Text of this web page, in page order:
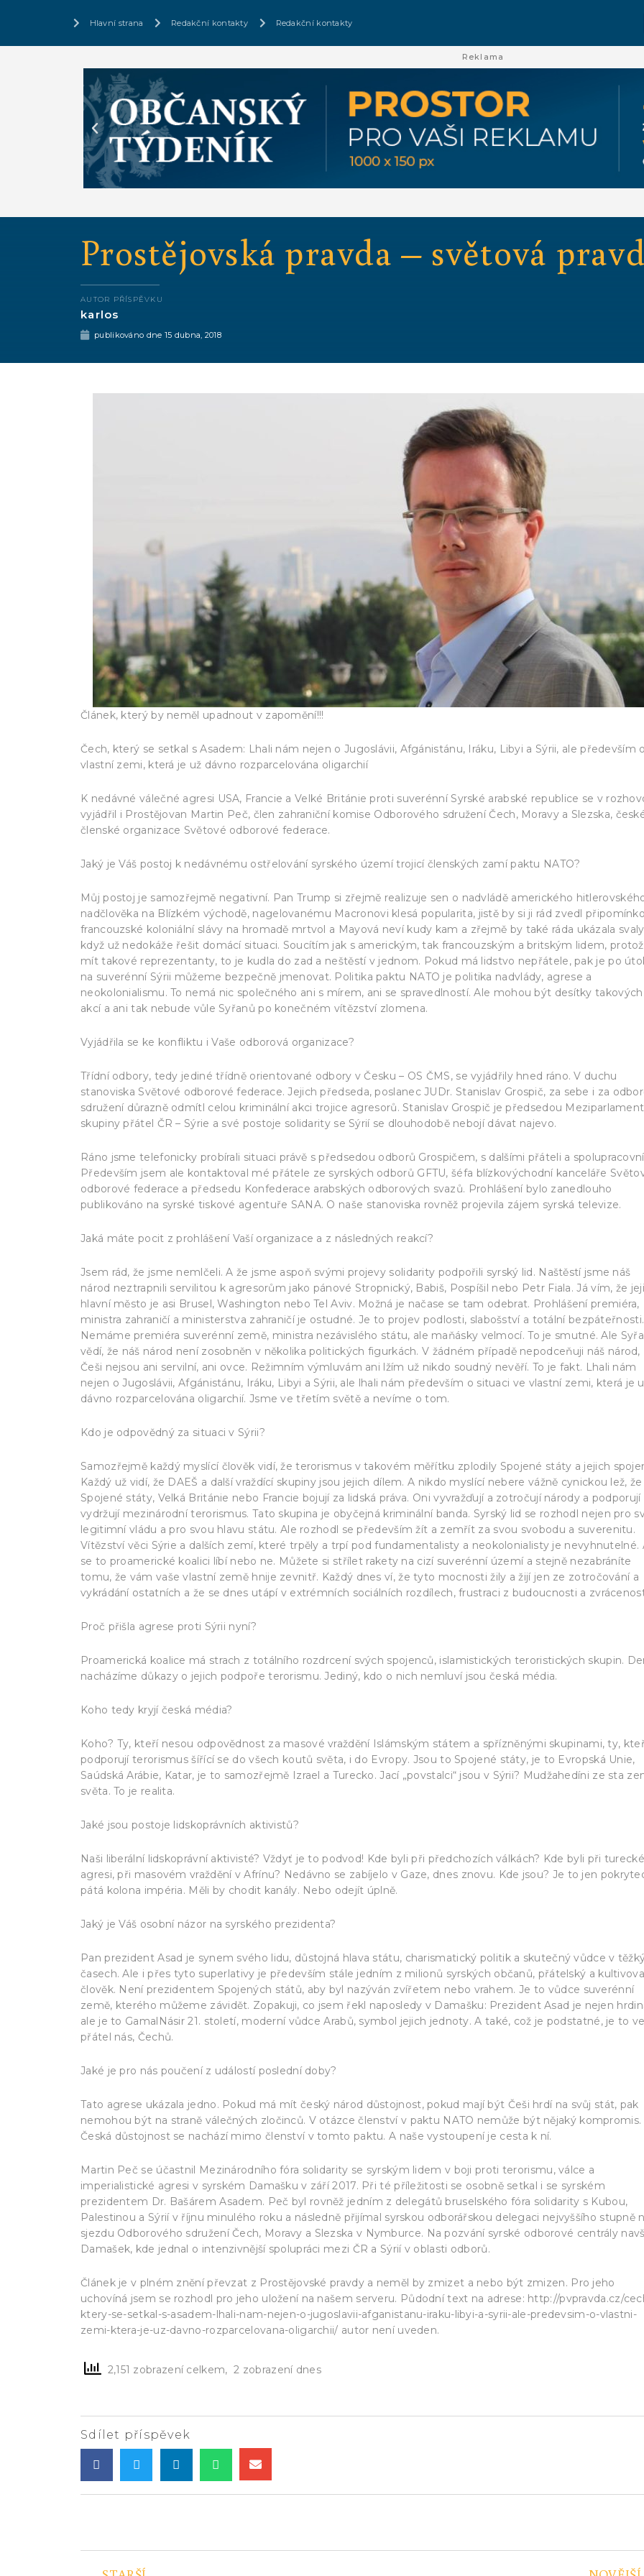
Hlavní strana Redakční kontakty Redakční kontakty
Reklama
Prostějovská pravda – světová
AUTOR PŘÍSPĚVKU
karlos
publikováno dne 15 dubna, 2018
Článek, který by neměl upadnout v zapomění!!!
Čech, který se setkal s Asadem: Lhali nám nejen o Jugoslávii, Afgánistánu, Iráku, Libyi a Sýrii, ale především o
vlastní zemi, která je už dávno rozparcelována oligarchií
K nedávné válečné agresi USA, Francie a Velké Británie proti suverénní Syrské arabské republice se v
vyjádřil i Prostějovan Martin Peč, člen zahraniční komise Odborového sdružení Čech, Moravy a Slezska,
členské organizace Světové odborové federace.
Jaký je Váš postoj k nedávnému ostřelování syrského území trojicí členských zamí paktu NATO?
Můj postoj je samozřejmě negativní. Pan Trump si zřejmě realizuje sen o nadvládě amerického
nadčlověka na Blízkém východě, nagelovanému Macronovi klesá popularita, jistě by si ji rád zvedl
francouzské koloniální slávy na hromadě mrtvol a Mayová neví kudy kam a zřejmě by také ráda ukázala
když už nedokáže řešit domácí situaci. Soucítím jak s americkým, tak francouzským a britským lidem,
mít takové reprezentanty, to je kudla do zad a neštěstí v jednom. Pokud má lidstvo nepřátele, pak je po
na suverénní Sýrii můžeme bezpečně jmenovat. Politika paktu NATO je politika nadvlády, agrese a
neokolonialismu. To nemá nic společného ani s mírem, ani se spravedlností. Ale mohou být desítky takových
akcí a ani tak nebude vůle Syřanů po konečném vítězství zlomena.
Vyjádřila se ke konfliktu i Vaše odborová organizace?
Třídní odbory, tedy jediné třídně orientované odbory v Česku – OS ČMS, se vyjádřily hned ráno. V duchu
stanoviska Světové odborové federace. Jejich předseda, poslanec JUDr. Stanislav Grospič, za sebe i za
sdružení důrazně odmítl celou kriminální akci trojice agresorů. Stanislav Grospič je předsedou
skupiny přátel ČR – Sýrie a své postoje solidarity se Sýrií se dlouhodobě nebojí dávat najevo.
Ráno jsme telefonicky probírali situaci právě s předsedou odborů Grospičem, s dalšími přáteli a
Především jsem ale kontaktoval mé přátele ze syrských odborů GFTU, šéfa blízkovýchodní kanceláře
odborové federace a předsedu Konfederace arabských odborových svazů. Prohlášení bylo zanedlouho
publikováno na syrské tiskové agentuře SANA. O naše stanoviska rovněž projevila zájem syrská televize.
Jaká máte pocit z prohlášení Vaší organizace a z následných reakcí?
Jsem rád, že jsme nemlčeli. A že jsme aspoň svými projevy solidarity podpořili syrský lid. Naštěstí jsme náš
národ neztrapnili servilitou k agresorům jako pánové Stropnický, Babiš, Pospíšil nebo Petr Fiala. Já vím, že
hlavní město je asi Brusel, Washington nebo Tel Aviv. Možná je načase se tam odebrat. Prohlášení premiéra,
ministra zahraničí a ministerstva zahraničí je ostudné. Je to projev podlosti, slabošství a totální bezpáteřnosti.
Nemáme premiéra suverénní země, ministra nezávislého státu, ale maňásky velmocí. To je smutné. Ale
vědí, že náš národ není zosobněn v několika politických figurkách. V žádném případě nepodceňuji náš národ,
Češi nejsou ani servilní, ani ovce. Režimním výmluvám ani lžím už nikdo soudný nevěří. To je fakt. Lhali nám
nejen o Jugoslávii, Afgánistánu, Iráku, Libyi a Sýrii, ale lhali nám především o situaci ve vlastní zemi, která je
dávno rozparcelována oligarchií. Jsme ve třetím světě a nevíme o tom.
Kdo je odpovědný za situaci v Sýrii?
Samozřejmě každý myslící člověk vidí, že terorismus v takovém měřítku zplodily Spojené státy a jejich
Každý už vidí, že DAEŠ a další vraždící skupiny jsou jejich dílem. A nikdo myslící nebere vážně cynickou lež, že
Spojené státy, Velká Británie nebo Francie bojují za lidská práva. Oni vyvražďují a zotročují národy a podporují
vydržují mezinárodní terorismus. Tato skupina je obyčejná kriminální banda. Syrský lid se rozhodl nejen pro
legitimní vládu a pro svou hlavu státu. Ale rozhodl se především žít a zemřít za svou svobodu a suverenitu.
Vítězství věci Sýrie a dalších zemí, které trpěly a trpí pod fundamentalisty a neokolonialisty je nevyhnutelné.
se to proamerické koalici líbí nebo ne. Můžete si střílet rakety na cizí suverénní území a stejně nezabráníte
tomu, že vám vaše vlastní země hnije zevnitř. Každý dnes ví, že tyto mocnosti žily a žijí jen ze zotročování a
vykrádání ostatních a že se dnes utápí v extrémních sociálních rozdílech, frustraci z budoucnosti a
Proč přišla agrese proti Sýrii nyní?
Proamerická koalice má strach z totálního rozdrcení svých spojenců, islamistických teroristických skupin.
nacházíme důkazy o jejich podpoře terorismu. Jediný, kdo o nich nemluví jsou česká média.
Koho tedy kryjí česká média?
Koho? Ty, kteří nesou odpovědnost za masové vraždění Islámským státem a spřízněnými skupinami, ty,
podporují terorismus šířící se do všech koutů světa, i do Evropy. Jsou to Spojené státy, je to Evropská Unie,
Saúdská Arábie, Katar, je to samozřejmě Izrael a Turecko. Jací „povstalci“ jsou v Sýrii? Mudžahedíni ze sta
světa. To je realita.
Jaké jsou postoje lidskoprávních aktivistů?
Naši liberální lidskoprávní aktivisté? Vždyť je to podvod! Kde byli při předchozích válkách? Kde byli při turecké
agresi, při masovém vraždění v Afrínu? Nedávno se zabíjelo v Gaze, dnes znovu. Kde jsou? Je to jen
pátá kolona impéria. Měli by chodit kanály. Nebo odejít úplně.
Jaký je Váš osobní názor na syrského prezidenta?
Pan prezident Asad je synem svého lidu, důstojná hlava státu, charismatický politik a skutečný vůdce v
časech. Ale i přes tyto superlativy je především stále jedním z milionů syrských občanů, přátelský a
člověk. Není prezidentem Spojených států, aby byl nazýván zvířetem nebo vrahem. Je to vůdce suverénní
země, kterého můžeme závidět. Zopakuji, co jsem řekl naposledy v Damašku: Prezident Asad je nejen
ale je to GamalNásir 21. století, moderní vůdce Arabů, symbol jejich jednoty. A také, což je podstatné, je to
přátel nás, Čechů.
Jaké je pro nás poučení z událostí poslední doby?
Tato agrese ukázala jedno. Pokud má mít český národ důstojnost, pokud mají být Češi hrdí na svůj stát, pak
nemohou být na straně válečných zločinců. V otázce členství v paktu NATO nemůže být nějaký kompromis.
Česká důstojnost se nachází mimo členství v tomto paktu. A naše vystoupení je cesta k ní.
Martin Peč se účastnil Mezinárodního fóra solidarity se syrským lidem v boji proti terorismu, válce a
imperialistické agresi v syrském Damašku v září 2017. Při té příležitosti se osobně setkal i se syrském
prezidentem Dr. Bašárem Asadem. Peč byl rovněž jedním z delegátů bruselského fóra solidarity s Kubou,
Palestinou a Sýrií v říjnu minulého roku a následně přijímal syrskou odborářskou delegaci nejvyššího stupně
sjezdu Odborového sdružení Čech, Moravy a Slezska v Nymburce. Na pozvání syrské odborové centrály
Damašek, kde jednal o intenzivnější spolupráci mezi ČR a Sýrií v oblasti odborů.
Článek je v plném znění převzat z Prostějovské pravdy a neměl by zmizet a nebo být zmizen. Pro jeho
uchovíná jsem se rozhodl pro jeho uložení na našem serveru. Půdodní text na adrese: http://pvpravda.cz/
ktery-se-setkal-s-asadem-lhali-nam-nejen-o-jugoslavii-afganistanu-iraku-libyi-a-syrii-ale-predevsim-o-vlastni-
zemi-ktera-je-uz-davno-rozparcelovana-oligarchii/ autor není uveden.
2,151 zobrazení celkem, 2 zobrazení dnes
Sdílet příspěvek